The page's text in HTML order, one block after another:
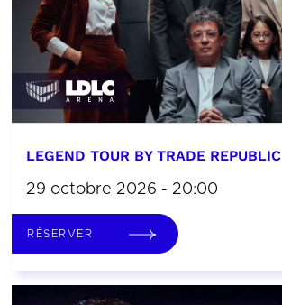
LEGEND TOUR BY TRADE REPUBLIC
29 octobre 2026 - 20:00
RÉSERVER